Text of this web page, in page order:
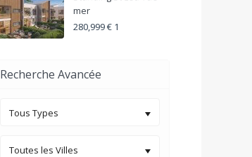
mer
280,999 € 1
Recherche Avancée
Tous Types
Toutes les Villes